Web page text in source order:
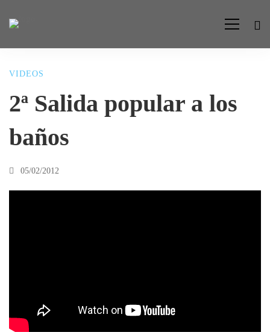
2ª
Salida
popular
VIDEOS
2ª Salida popular a los
baños
05/02/2012